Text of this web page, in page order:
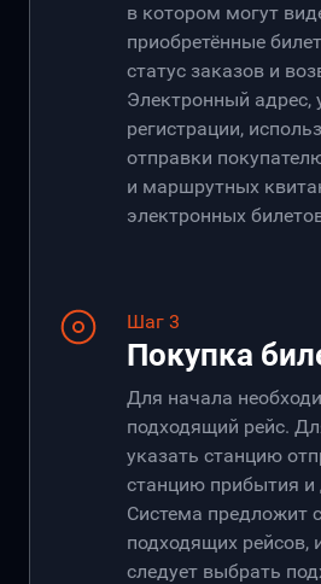
в котором могут
приобретённые
статус заказов и
Электронный адрес,
регистрации,
отправки
и маршрутных
электронных
Шаг 3
Покупка
Для начала
подходящий рейс.
указать станцию
станцию прибытия и
Система предложит
подходящих рейсов,
следует выбрать